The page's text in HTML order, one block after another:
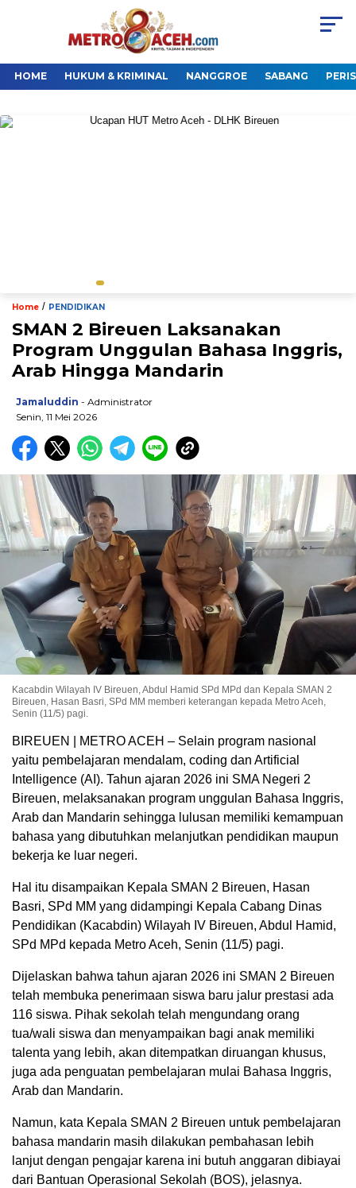
HOME HUKUM & KRIMINAL NANGGROE SABANG
Home / PENDIDIKAN
SMAN 2 Bireuen Laksanakan
Program Unggulan Bahasa Inggris,
Arab Hingga Mandarin
Jamaluddin - Administrator
Senin, 11 Mei 2026
Kacabdin Wilayah IV Bireuen, Abdul Hamid SPd MPd dan Kepala SMAN 2
Bireuen, Hasan Basri, SPd MM memberi keterangan kepada Metro Aceh,
Senin (11/5) pagi.
BIREUEN | METRO ACEH – Selain program nasional
yaitu pembelajaran mendalam, coding dan Artificial
Intelligence (AI). Tahun ajaran 2026 ini SMA Negeri 2
Bireuen, melaksanakan program unggulan Bahasa Inggris,
Arab dan Mandarin sehingga lulusan memiliki kemampuan
bahasa yang dibutuhkan melanjutkan pendidikan maupun
bekerja ke luar negeri.
Hal itu disampaikan Kepala SMAN 2 Bireuen, Hasan
Basri, SPd MM yang didampingi Kepala Cabang Dinas
Pendidikan (Kacabdin) Wilayah IV Bireuen, Abdul Hamid,
SPd MPd kepada Metro Aceh, Senin (11/5) pagi.
Dijelaskan bahwa tahun ajaran 2026 ini SMAN 2 Bireuen
telah membuka penerimaan siswa baru jalur prestasi ada
116 siswa. Pihak sekolah telah mengundang orang
tua/wali siswa dan menyampaikan bagi anak memiliki
talenta yang lebih, akan ditempatkan diruangan khusus,
juga ada penguatan pembelajaran mulai Bahasa Inggris,
Arab dan Mandarin.
Namun, kata Kepala SMAN 2 Bireuen untuk pembelajaran
bahasa mandarin masih dilakukan pembahasan lebih
lanjut dengan pengajar karena ini butuh anggaran dibiayai
dari Bantuan Operasional Sekolah (BOS), jelasnya.